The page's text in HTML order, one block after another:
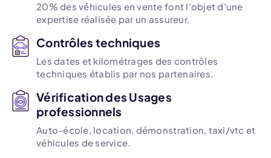
20% des véhicules en vente font l'objet d'une
expertise réalisée par un assureur.
Contrôles techniques
Les dates et kilométrages des contrôles
techniques établis par nos partenaires.
Vérification des Usages
professionnels
Auto-école, location, démonstration, taxi/vtc et
véhicules de service.